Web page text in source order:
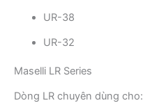
UR-38
UR-32
Maselli LR Series
Dòng LR chuyên dùng cho: